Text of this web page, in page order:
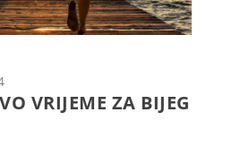
VRIJEME ZA BIJEG